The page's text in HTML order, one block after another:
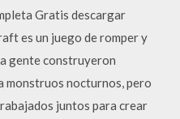
Gratis descargar
es un juego de romper y
gente construyeron
nocturnos, pero
juntos para crear